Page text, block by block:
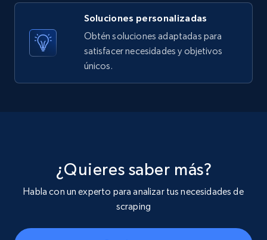
Youtube - Videos posts - Search videos by
keyword and then apply relevant video
filters
Youtube - Videos posts - Collect YouTube
posts by hashtags
Video length, Likes, Views, and more.
Soluciones personalizadas
Obtén soluciones adaptadas para
satisfacer necesidades y objetivos
únicos.
¿Quieres saber más?
Habla con un experto para analizar tus necesidades de
scraping